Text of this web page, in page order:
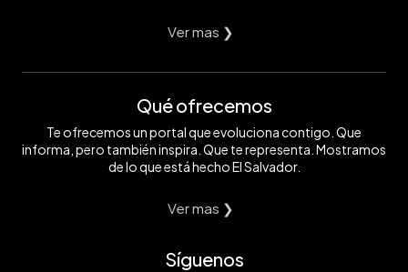
Ver mas ❯
Qué ofrecemos
Te ofrecemos un portal que evoluciona contigo. Que
informa, pero también inspira. Que te representa. Mostramos
de lo que está hecho El Salvador.
Ver mas ❯
Síguenos